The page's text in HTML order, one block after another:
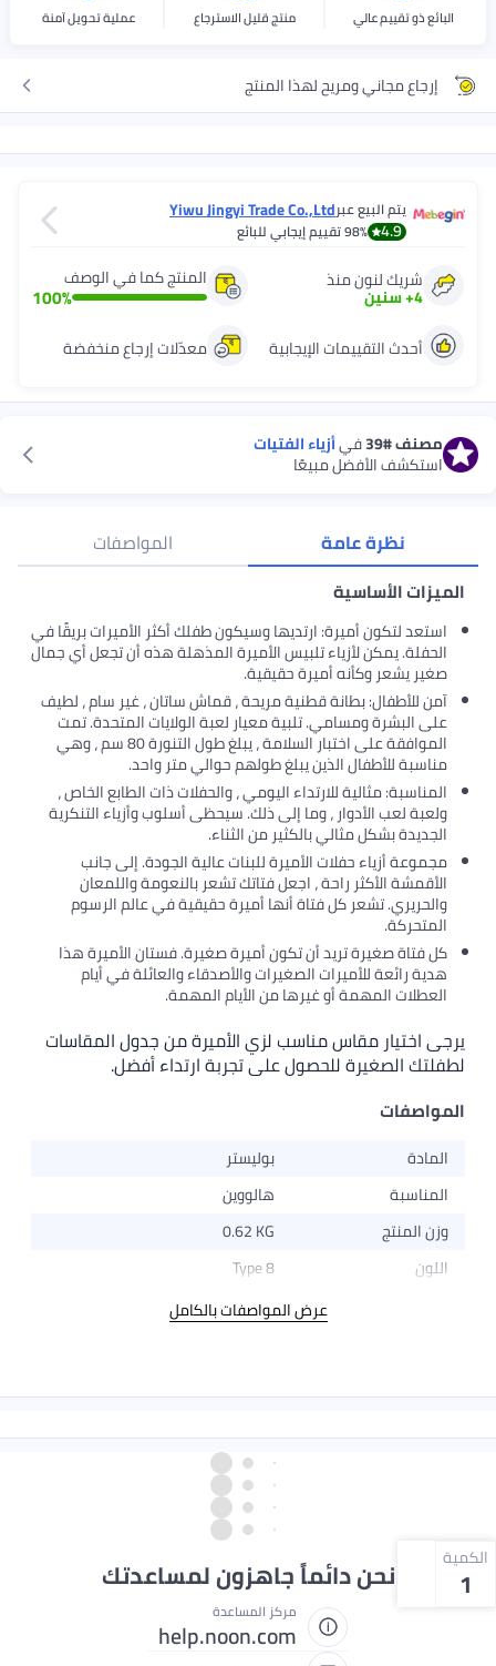
البائع ذو تقييم عالي منتج قليل الاسترجاع عملية تحويل آمنة
إرجاع مجاني ومريح لهذا المنتج
يتم البيع عبرYiwu Jingyi Trade Co.,Ltd
4.9
98%تقييم إيجابي للبائع
المنتج كما في الوصف
100%
شريك لنون منذ
4
+سنين
معدّلات إرجاع منخفضة
أحدث التقييمات الإيجابية
مصنف#39 فيأزياء الفتيات
استكشف الأفضل مبيعًا
نظرة عامة المواصفات
الميزات الأساسية
استعد لتكون أميرة: ارتديها وسيكون طفلك أكثر الأميرات بريقًا في
الحفلة. يمكن لأزياء تلبيس الأميرة المذهلة هذه أن تجعل أي جمال
صغير يشعر وكأنه أميرة حقيقية.
آمن للأطفال: بطانة قطنية مريحة ، قماش ساتان ، غير سام ، لطيف
على البشرة ومسامي. تلبية معيار لعبة الولايات المتحدة. تمت
الموافقة على اختبار السلامة ، يبلغ طول التنورة 80 سم ، وهي
مناسبة للأطفال الذين يبلغ طولهم حوالي متر واحد.
المناسبة: مثالية للارتداء اليومي ، والحفلات ذات الطابع الخاص ،
ولعبة لعب الأدوار ، وما إلى ذلك. سيحظى أسلوب وأزياء التنكرية
الجديدة بشكل مثالي بالكثير من الثناء.
مجموعة أزياء حفلات الأميرة للبنات عالية الجودة. إلى جانب
الأقمشة الأكثر راحة ، اجعل فتاتك تشعر بالنعومة واللمعان
والحريري. تشعر كل فتاة أنها أميرة حقيقية في عالم الرسوم
المتحركة.
كل فتاة صغيرة تريد أن تكون أميرة صغيرة. فستان الأميرة هذا
هدية رائعة للأميرات الصغيرات والأصدقاء والعائلة في أيام
العطلات المهمة أو غيرها من الأيام المهمة.
يرجى اختيار مقاس مناسب لزي الأميرة من جدول المقاسات
لطفلتك الصغيرة للحصول على تجربة ارتداء أفضل.
المواصفات
المادة
بوليستر
المناسبة
هالووين
وزن المنتج
0.62 KG
اللون
Type 8
عرض المواصفات بالكامل
الكمية
1 نحن دائماً جاهزون لمساعدتك
مركز المساعدة
help.noon.com